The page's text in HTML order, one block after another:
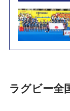
ラグビー全